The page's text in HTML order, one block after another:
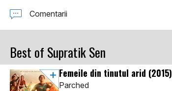
Comentarii
Best of Supratik Sen
Femeile din tinutul arid (2015)
Parched